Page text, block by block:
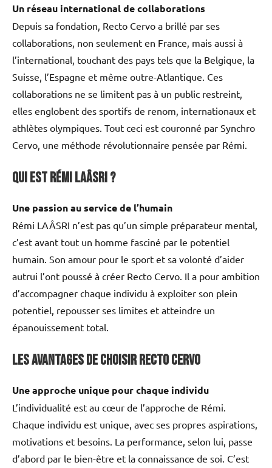
Un réseau international de collaborations
Depuis sa fondation, Recto Cervo a brillé par ses
collaborations, non seulement en France, mais aussi à
l’international, touchant des pays tels que la Belgique, la
Suisse, l’Espagne et même outre-Atlantique. Ces
collaborations ne se limitent pas à un public restreint,
elles englobent des sportifs de renom, internationaux et
athlètes olympiques. Tout ceci est couronné par Synchro
Cervo, une méthode révolutionnaire pensée par Rémi.
Qui est Rémi LAÂSRI ?
Une passion au service de l’humain
Rémi LAÂSRI n’est pas qu’un simple préparateur mental,
c’est avant tout un homme fasciné par le potentiel
humain. Son amour pour le sport et sa volonté d’aider
autrui l’ont poussé à créer Recto Cervo. Il a pour ambition
d’accompagner chaque individu à exploiter son plein
potentiel, repousser ses limites et atteindre un
épanouissement total.
Les avantages de choisir Recto Cervo
Une approche unique pour chaque individu
L’individualité est au cœur de l’approche de Rémi.
Chaque individu est unique, avec ses propres aspirations,
motivations et besoins. La performance, selon lui, passe
d’abord par le bien-être et la connaissance de soi. C’est